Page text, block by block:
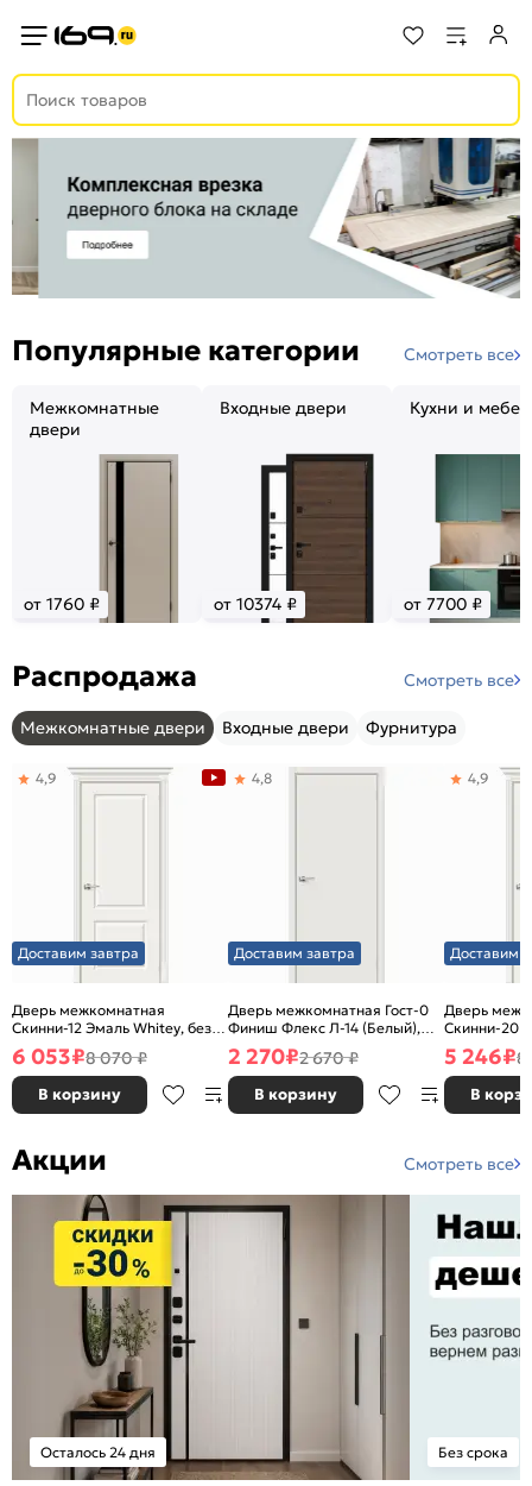
Популярные категории Смотреть все
Межкомнатные
двери
от 1760 ₽
Входные двери
от 10374 ₽
Кухни и
от 7700 ₽
Распродажа Смотреть все
Межкомнатные двери Входные двери Фурнитура
Доставим завтра
Дверь межкомнатная
Скинни-12 Эмаль Whitey, без
декора, глухая, без стекла,
без кромки, скиновая
4,9
6 053₽8 070 ₽
В корзину
Доставим завтра
Дверь межкомнатная Гост-0
Финиш Флекс Л-14 (Белый),
глухая, каркасно-щитовая
4,8
2 270₽2 670 ₽
В корзину
Доставим
Дверь
Скинни-20
декора,
без кромки,
4,9
5 246₽8
В
Акции Смотреть все
Осталось 24 дня Без срока